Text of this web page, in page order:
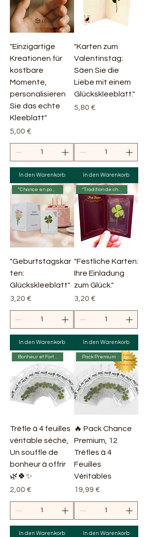
"Einzigartige
Kreationen für
kostbare
Momente,
personalisieren
Sie das echte
Kleeblatt"
Preis
5,00 €
In den Warenkorb
"Karten zum
Valentinstag:
Säen Sie die
Liebe mit einem
Glückskleeblatt."
Preis
5,80 €
In den Warenkorb
“Chance en poche” 🍀✨
"Geburtstagskar
ten:
Glückskleeblatt"
Preis
3,20 €
In den Warenkorb
“Tradition de chance” 🍀✨
"Festliche Karten:
Ihre Einladung
zum Glück."
Preis
3,20 €
In den Warenkorb
Bonheur et Fortune 😊💰
Trèfle à 4 feuilles
véritable séché,
Un souffle de
bonheur à offrir
🌿🍀✨
Preis
2,00 €
In den Warenkorb
Pack Premium
🔥 Pack Chance
Premium, 12
Trèfles à 4
Feuilles
Véritables
Preis
19,99 €
In den Warenkorb